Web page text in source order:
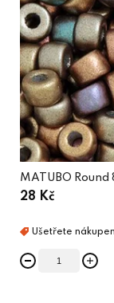
MATUBO
28 Kč